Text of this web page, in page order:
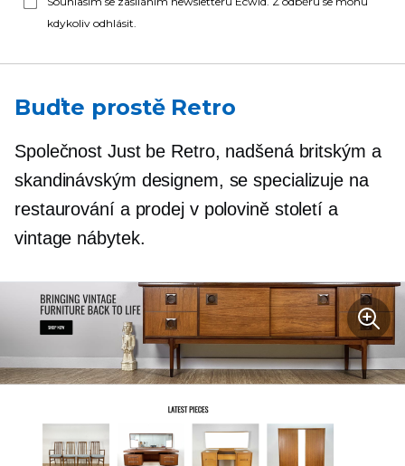
kdykoliv odhlásit.
Buďte prostě Retro
Společnost Just be Retro, nadšená britským a
skandinávským designem, se specializuje na
restaurování a prodej v polovině století a
vintage nábytek.